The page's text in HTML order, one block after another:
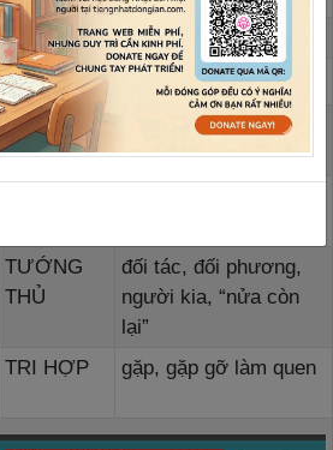
Guam
＜会 話
かいわ
＞
LUYẾN
NHÂN
người yêu
TƯỚNG
THỦ
đối tác, đối phương,
người kia, “nửa còn
lại”
TRI HỢP gặp, gặp gỡ làm quen